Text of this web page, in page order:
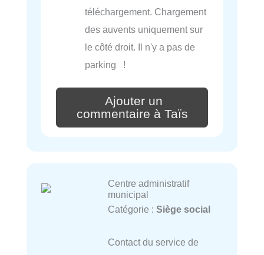
téléchargement. Chargement
des auvents uniquement sur
le côté droit. Il n'y a pas de
parking !
Ajouter un
commentaire à Taïs
Centre administratif
municipal
Catégorie : Siège social
Contact du service de